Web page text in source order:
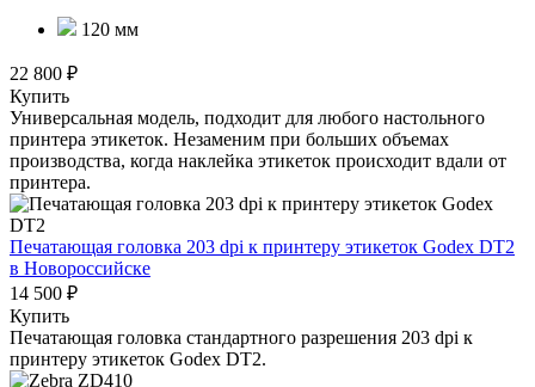
120 мм
22 800 ₽
Купить
Универсальная модель, подходит для любого настольного
принтера этикеток. Незаменим при больших объемах
производства, когда наклейка этикеток происходит вдали от
принтера.
Печатающая головка 203 dpi к принтеру этикеток Godex DT2
в Новороссийске
14 500 ₽
Купить
Печатающая головка стандартного разрешения 203 dpi к
принтеру этикеток Godex DT2.